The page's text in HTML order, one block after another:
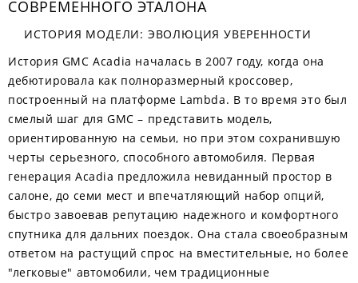
СОВРЕМЕННОГО ЭТАЛОНА
ИСТОРИЯ МОДЕЛИ: ЭВОЛЮЦИЯ УВЕРЕННОСТИ
История GMC Acadia началась в 2007 году, когда она
дебютировала как полноразмерный кроссовер,
построенный на платформе Lambda. В то время это был
смелый шаг для GMC – представить модель,
ориентированную на семьи, но при этом сохранившую
черты серьезного, способного автомобиля. Первая
генерация Acadia предложила невиданный простор в
салоне, до семи мест и впечатляющий набор опций,
быстро завоевав репутацию надежного и комфортного
спутника для дальних поездок. Она стала своеобразным
ответом на растущий спрос на вместительные, но более
"легковые" автомобили, чем традиционные